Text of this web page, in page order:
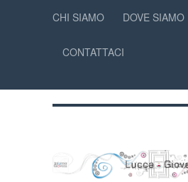
CHI SIAMO DOVE SIAMO
CONTATTACI